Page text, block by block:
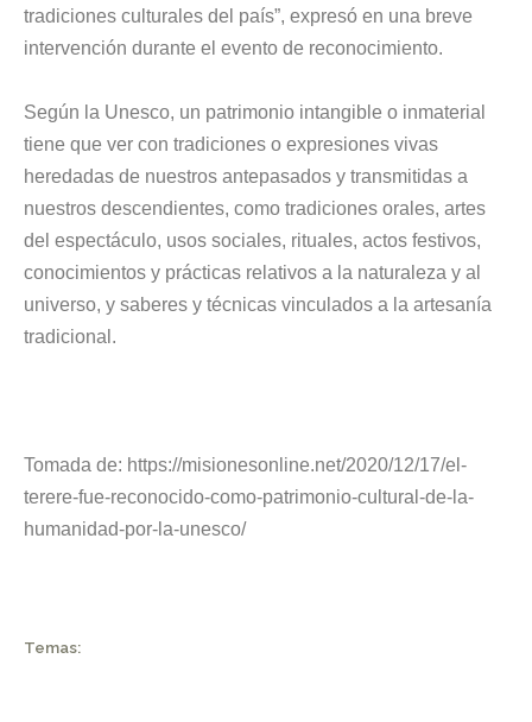
tradiciones culturales del país”, expresó en una breve
intervención durante el evento de reconocimiento.
Según la Unesco, un patrimonio intangible o inmaterial
tiene que ver con tradiciones o expresiones vivas
heredadas de nuestros antepasados y transmitidas a
nuestros descendientes, como tradiciones orales, artes
del espectáculo, usos sociales, rituales, actos festivos,
conocimientos y prácticas relativos a la naturaleza y al
universo, y saberes y técnicas vinculados a la artesanía
tradicional.
Tomada de: https://misionesonline.net/2020/12/17/el-
terere-fue-reconocido-como-patrimonio-cultural-de-la-
humanidad-por-la-unesco/
Temas: